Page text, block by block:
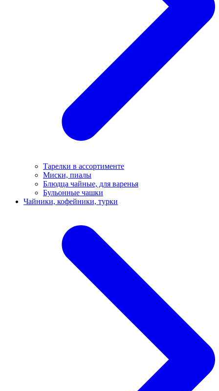
Тарелки в ассортименте
Миски, пиалы
Блюдца чайные, для варенья
Бульонные чашки
Чайники, кофейники, турки